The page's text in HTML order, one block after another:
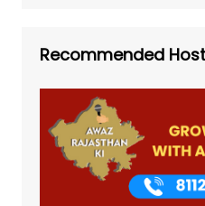
Recommended Host